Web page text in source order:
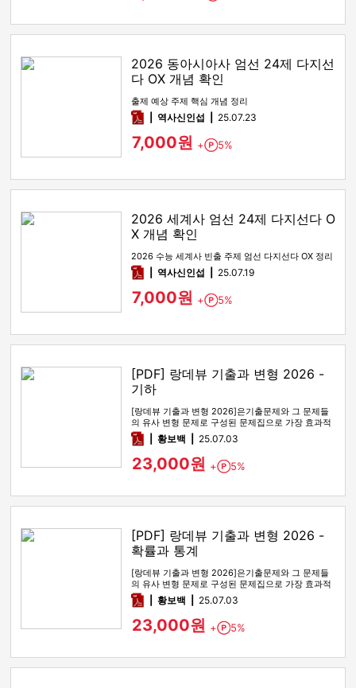
2026 동아시아사 엄선 24제 다지선
다 OX 개념 확인
출제 예상 주제 핵심 개념 정리
pdf역사신인섭 25.07.23
7,000원 + Point
5%
2026 세계사 엄선 24제 다지선다 O
X 개념 확인
2026 수능 세계사 빈출 주제 엄선 다지선다 OX 정리
pdf역사신인섭 25.07.19
7,000원 + Point
5%
[PDF] 랑데뷰 기출과 변형 2026 -
기하
[랑데뷰 기출과 변형 2026]은기출문제와 그 문제들
의 유사 변형 문제로 구성된 문제집으로 가장 효과적
인 기출문제 공부 방법…
pdf황보백 25.07.03
23,000원 + Point
5%
[PDF] 랑데뷰 기출과 변형 2026 -
확률과 통계
[랑데뷰 기출과 변형 2026]은기출문제와 그 문제들
의 유사 변형 문제로 구성된 문제집으로 가장 효과적
인 기출문제 공부 방법…
pdf황보백 25.07.03
23,000원 + Point
5%